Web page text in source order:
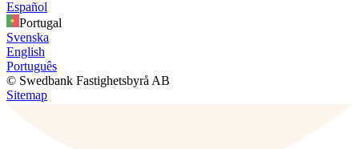
Español
Portugal
Svenska
English
Português
© Swedbank Fastighetsbyrå AB
Sitemap